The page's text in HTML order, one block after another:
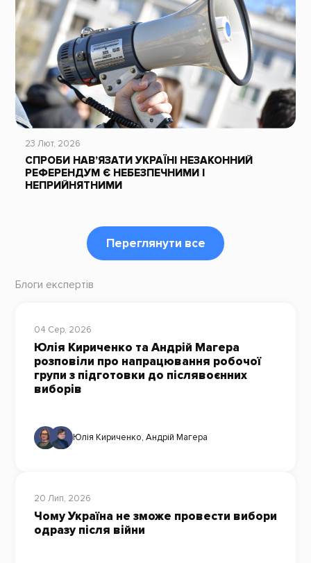
23 Лют, 2026
СПРОБИ НАВ’ЯЗАТИ УКРАЇНІ НЕЗАКОННИЙ
РЕФЕРЕНДУМ Є НЕБЕЗПЕЧНИМИ І
НЕПРИЙНЯТНИМИ
Переглянути все
Блоги експертів
04 Сер, 2026
Юлія Кириченко та Андрій Магера
розповіли про напрацювання робочої
групи з підготовки до післявоєнних
виборів
Юлія Кириченко, Андрій Магера
20 Лип, 2026
Чому Україна не зможе провести вибори
одразу після війни